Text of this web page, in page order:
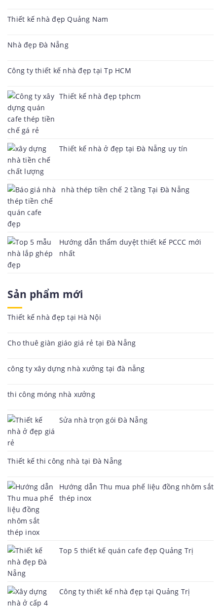
Thiết kế nhà đẹp Quảng Nam
Nhà đẹp Đà Nẵng
Công ty thiết kế nhà đẹp tại Tp HCM
Thiết kế nhà đẹp tphcm
Thiết kế nhà ở đẹp tại Đà Nẵng uy tín
nhà thép tiền chế 2 tầng Tại Đà Nẵng
Hướng dẫn thẩm duyệt thiết kế PCCC mới
nhất
Sản phẩm mới
Thiết kế nhà đẹp tại Hà Nội
Cho thuê giàn giáo giá rẻ tại Đà Nẵng
công ty xây dựng nhà xưởng tại đà nẵng
thi công móng nhà xưởng
Sửa nhà trọn gói Đà Nẵng
Thiết kế thi công nhà tại Đà Nẵng
Hướng dẫn Thu mua phế liệu đồng nhôm sắt
thép inox
Top 5 thiết kế quán cafe đẹp Quảng Trị
Công ty thiết kế nhà đẹp tại Quảng Trị